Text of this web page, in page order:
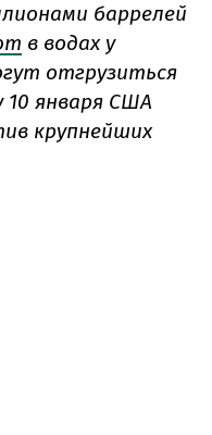
баррелей
в водах у
отгрузиться
10 января США
крупнейших